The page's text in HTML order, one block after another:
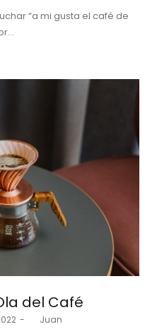
“a mi gusta el café de
del Café
Juan